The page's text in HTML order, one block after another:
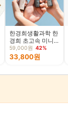
한경희생활과학 한
경희 초고속 미니
선풍기 HF-T70, 무
드아이보리
59,000원 42%
33,800원